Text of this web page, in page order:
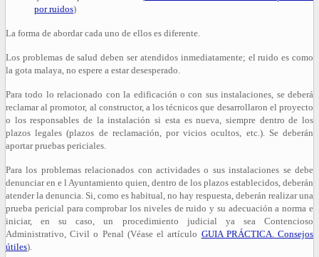
por ruidos)
La forma de abordar cada uno de ellos es diferente.
Los problemas de salud deben ser atendidos inmediatamente; el ruido es como
la gota malaya, no espere a estar desesperado.
Para todo lo relacionado con la edificación o con sus instalaciones, se deberá
reclamar al promotor, al constructor, a los técnicos que desarrollaron el proyecto
o los responsables de la instalación si esta es nueva, siempre dentro de los
plazos legales (plazos de reclamación, por vicios ocultos, etc.). Se deberán
aportar pruebas periciales.
Para los problemas relacionados con actividades o sus instalaciones se debe
denunciar en e l Ayuntamiento quien, dentro de los plazos establecidos, deberán
atender la denuncia. Si, como es habitual, no hay respuesta, deberán realizar una
prueba pericial para comprobar los niveles de ruido y su adecuación a norma e
iniciar, en su caso, un procedimiento judicial ya sea Contencioso
Administrativo, Civil o Penal (Véase el artículo GUIA PRÁCTICA. Consejos
útiles).